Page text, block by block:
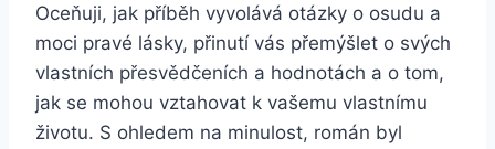
Oceňuji, jak příběh vyvolává otázky o osudu a
moci pravé lásky, přinutí vás přemýšlet o svých
vlastních přesvědčeních a hodnotách a o tom,
jak se mohou vztahovat k vašemu vlastnímu
životu. S ohledem na minulost, román byl